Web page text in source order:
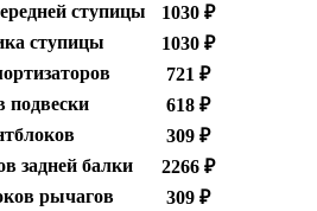
ступицы
1030 ₽
ступицы
1030 ₽
721 ₽
подвески
618 ₽
309 ₽
задней балки
2266 ₽
рычагов
309 ₽